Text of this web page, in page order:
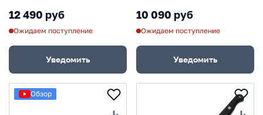
12 490 руб
Ожидаем поступление
Уведомить
10 090 руб
Ожидаем поступление
Уведомить
Обзор